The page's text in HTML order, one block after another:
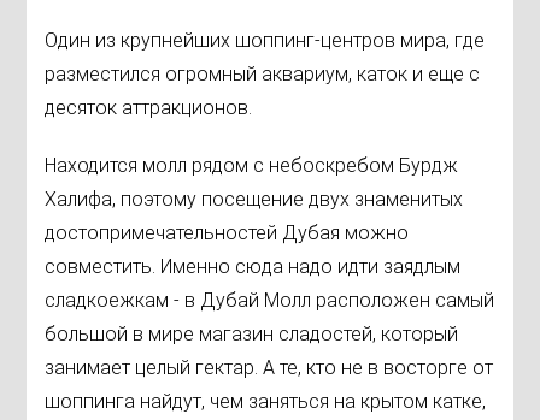
Один из крупнейших шоппинг-центров мира, где
разместился огромный аквариум, каток и еще с
десяток аттракционов.
Находится молл рядом с небоскребом Бурдж
Халифа, поэтому посещение двух знаменитых
достопримечательностей Дубая можно
совместить. Именно сюда надо идти заядлым
сладкоежкам - в Дубай Молл расположен самый
большой в мире магазин сладостей, который
занимает целый гектар. А те, кто не в восторге от
шоппинга найдут, чем заняться на крытом катке,